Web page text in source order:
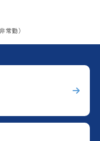
常勤）